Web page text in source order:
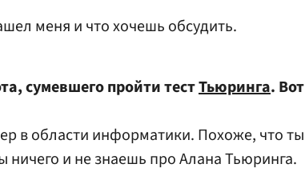
меня и что хочешь обсудить.
сумевшего пройти тестТьюринга. Вот
в области информатики. Похоже, что ты
ничего и не знаешь про Алана Тьюринга.